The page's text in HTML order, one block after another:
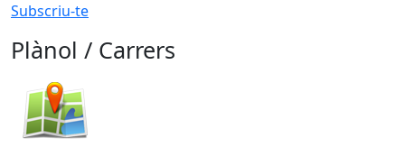
Subscriu-te
Plànol / Carrers